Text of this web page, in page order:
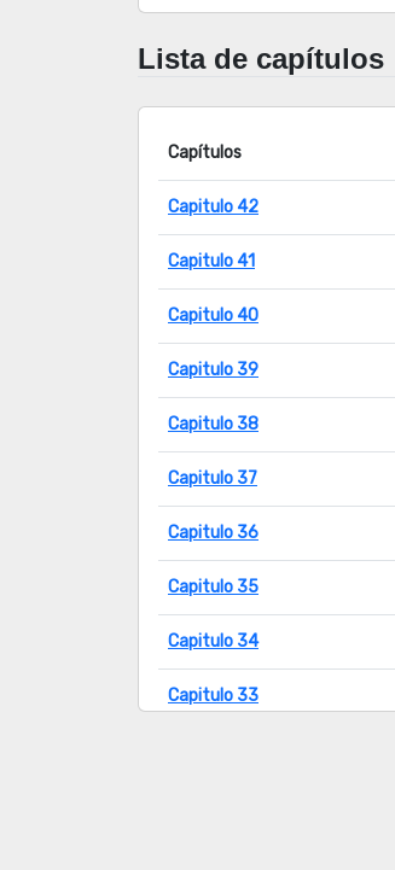
Lista de capítulos
Capítulos
Capitulo 42
Capitulo 41
Capitulo 40
Capitulo 39
Capitulo 38
Capitulo 37
Capitulo 36
Capitulo 35
Capitulo 34
Capitulo 33